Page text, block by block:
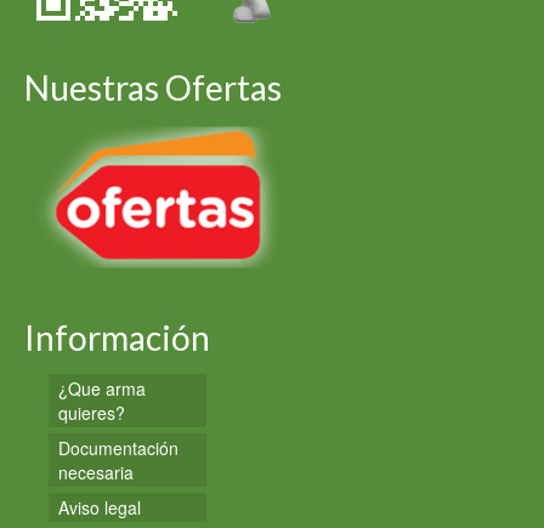
Nuestras Ofertas
Información
¿Que arma
quieres?
Documentación
necesaria
Aviso legal